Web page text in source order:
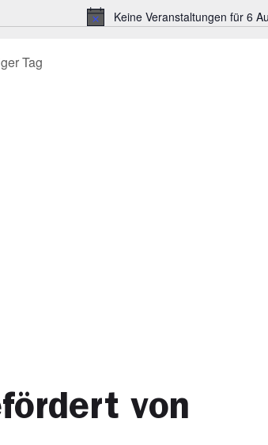
Keine Veranstaltungen für 6
Tag
von